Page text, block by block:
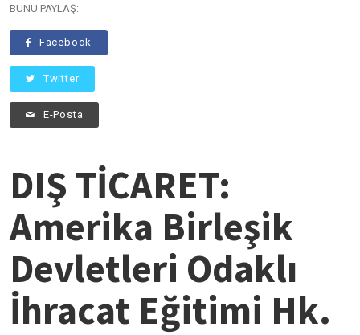
BUNU PAYLAŞ:
Facebook
Twitter
E-Posta
DIŞ TİCARET:
Amerika Birleşik
Devletleri Odaklı
İhracat Eğitimi Hk.